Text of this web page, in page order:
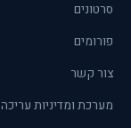
סרטונים
פורומים
צור קשר
מערכת ומדיניות עריכה